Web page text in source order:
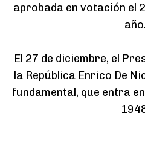
aprobada en votación el
año.
El 27 de diciembre, el
la República Enrico De
fundamental, que entra